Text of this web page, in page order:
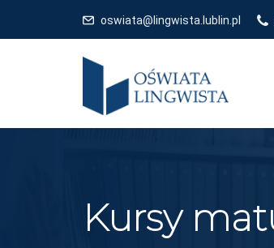
oswiata@lingwista.lublin.pl
Kursy